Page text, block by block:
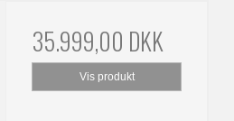
35.999,00 DKK
Vis produkt